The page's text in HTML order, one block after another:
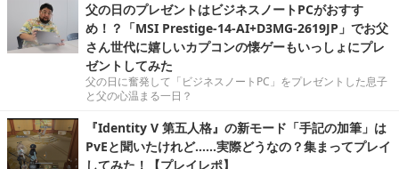
父の日のプレゼントはビジネスノートPCがおすす
め！？「MSI Prestige-14-AI+D3MG-2619JP」でお父
さん世代に嬉しいカプコンの懐ゲーもいっしょにプレ
ゼントしてみた
父の日に奮発して「ビジネスノートPC」をプレゼントした息子
と父の心温まる一日？
『Identity V 第五人格』の新モード「手記の加筆」は
PvEと聞いたけれど……実際どうなの？集まってプレイ
してみた！【プレイレポ】